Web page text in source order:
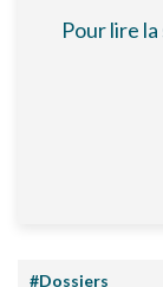
Pour lire
#Dossiers